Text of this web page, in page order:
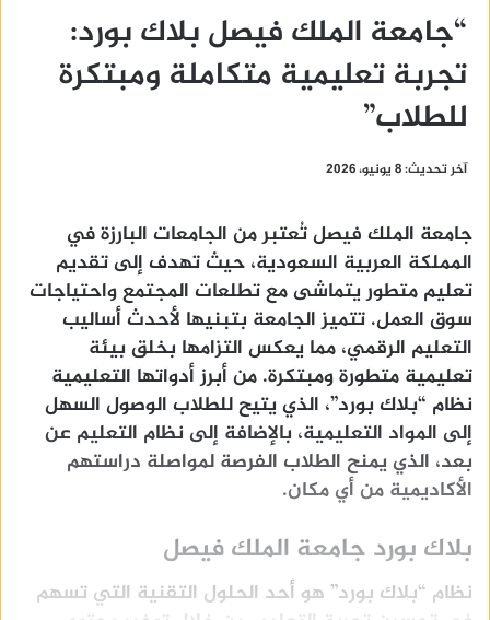
“جامعة الملك فيصل بلاك بورد:
تجربة تعليمية متكاملة ومبتكرة
للطلاب”
آخر تحديث: 8 يونيو، 2026
جامعة الملك فيصل تُعتبر من الجامعات البارزة في
المملكة العربية السعودية، حيث تهدف إلى تقديم
تعليم متطور يتماشى مع تطلعات المجتمع واحتياجات
سوق العمل. تتميز الجامعة بتبنيها لأحدث أساليب
التعليم الرقمي، مما يعكس التزامها بخلق بيئة
تعليمية متطورة ومبتكرة. من أبرز أدواتها التعليمية
نظام “بلاك بورد”، الذي يتيح للطلاب الوصول السهل
إلى المواد التعليمية، بالإضافة إلى نظام التعليم عن
بعد، الذي يمنح الطلاب الفرصة لمواصلة دراستهم
الأكاديمية من أي مكان.
بلاك بورد جامعة الملك فيصل
نظام “بلاك بورد” هو أحد الحلول التقنية التي تسهم